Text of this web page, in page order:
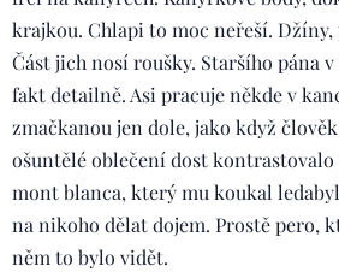
krajkou. Chlapi to moc neřeší. Džíny,
Část jich nosí roušky. Staršího pána
fakt detailně. Asi pracuje někde v
zmačkanou jen dole, jako když
ošuntělé oblečení dost
mont blanca, který mu koukal
na nikoho dělat dojem. Prostě pero,
něm to bylo vidět.